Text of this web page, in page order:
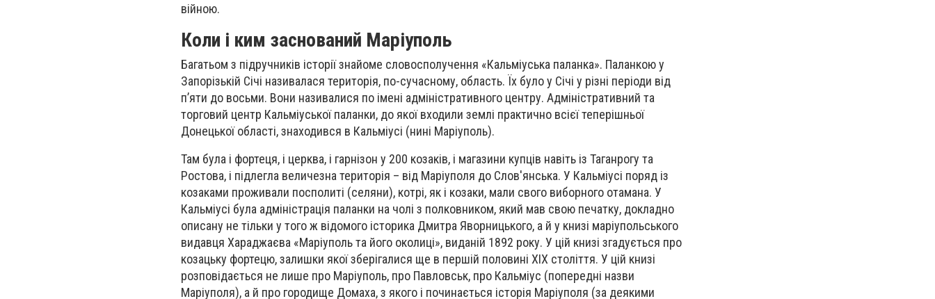
війною.
Коли і ким заснований Маріуполь
Багатьом з підручників історії знайоме словосполучення «Кальміуська паланка». Паланкою у
Запорізькій Січі називалася територія, по-сучасному, область. Їх було у Січі у різні періоди від
п’яти до восьми. Вони називалися по імені адміністративного центру. Адміністративний та
торговий центр Кальміуської паланки, до якої входили землі практично всієї теперішньої
Донецької області, знаходився в Кальміусі (нині Маріуполь).
Там була і фортеця, і церква, і гарнізон у 200 козаків, і магазини купців навіть із Таганрогу та
Ростова, і підлегла величезна територія – від Маріуполя до Слов'янська. У Кальміусі поряд із
козаками проживали посполиті (селяни), котрі, як і козаки, мали свого виборного отамана. У
Кальміусі була адміністрація паланки на чолі з полковником, який мав свою печатку, докладно
описану не тільки у того ж відомого історика Дмитра Яворницького, а й у книзі маріупольського
видавця Хараджаєва «Маріуполь та його околиці», виданій 1892 року. У цій книзі згадується про
козацьку фортецю, залишки якої зберігалися ще в першій половині ХІХ століття. У цій книзі
розповідається не лише про Маріуполь, про Павловськ, про Кальміус (попередні назви
Маріуполя), а й про городище Домаха, з якого і починається історія Маріуполя (за деякими